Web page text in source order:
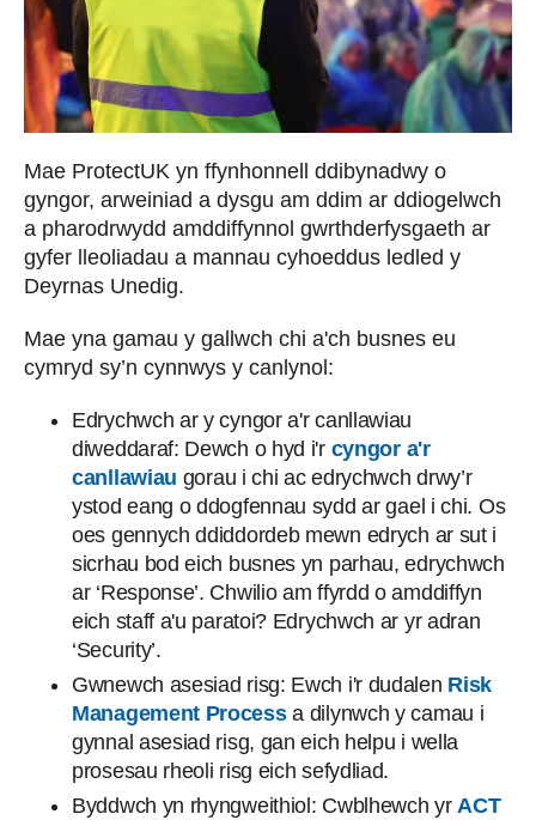
Mae ProtectUK yn ffynhonnell ddibynadwy o
gyngor, arweiniad a dysgu am ddim ar ddiogelwch
a pharodrwydd amddiffynnol gwrthderfysgaeth ar
gyfer lleoliadau a mannau cyhoeddus ledled y
Deyrnas Unedig.
Mae yna gamau y gallwch chi a'ch busnes eu
cymryd sy’n cynnwys y canlynol:
Edrychwch ar y cyngor a'r canllawiau
diweddaraf: Dewch o hyd i'r cyngor a'r
canllawiau gorau i chi ac edrychwch drwy’r
ystod eang o ddogfennau sydd ar gael i chi. Os
oes gennych ddiddordeb mewn edrych ar sut i
sicrhau bod eich busnes yn parhau, edrychwch
ar ‘Response’. Chwilio am ffyrdd o amddiffyn
eich staff a'u paratoi? Edrychwch ar yr adran
‘Security’.
Gwnewch asesiad risg: Ewch i'r dudalen Risk
Management Processa dilynwch y camau i
gynnal asesiad risg, gan eich helpu i wella
prosesau rheoli risg eich sefydliad.
Byddwch yn rhyngweithiol: Cwblhewch yrACT